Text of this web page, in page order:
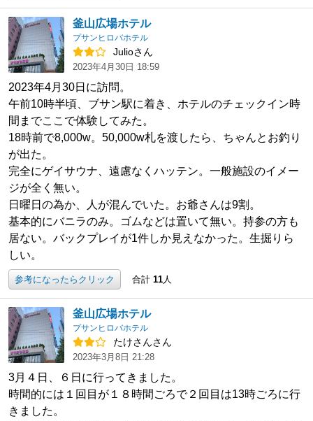
釜山広場ホテル
プサンヒロバホテル
Julioさん
2023年4月30日 18:59
2023年4月30日に訪問。
午前10時半頃、ブサン駅に着き、ホテルのチェックイン時
間までここで体験してみた。
18時前で8,000w。50,000w札を渡したら、ちゃんとお釣り
が出た。
完全にゲイサウナ、遠慮なくハッテン。一般施設のイメー
ジが全く無い。
日曜日の為か、人が混んでいた。お爺さんは9割。
基本的にバニラのみ。ゴムなどは置いて無い。持参の方も
居ない。バックプレイが1件しか見えなかった。生掘りら
しい。
参考になったらクリック 合計 11人
釜山広場ホテル
プサンヒロバホテル
たけさんさん
2023年3月8日 21:28
3月４日、６日に行ってきました。
時間的には１回目が１８時間ごろで２回目は13時ごろに行
きました。